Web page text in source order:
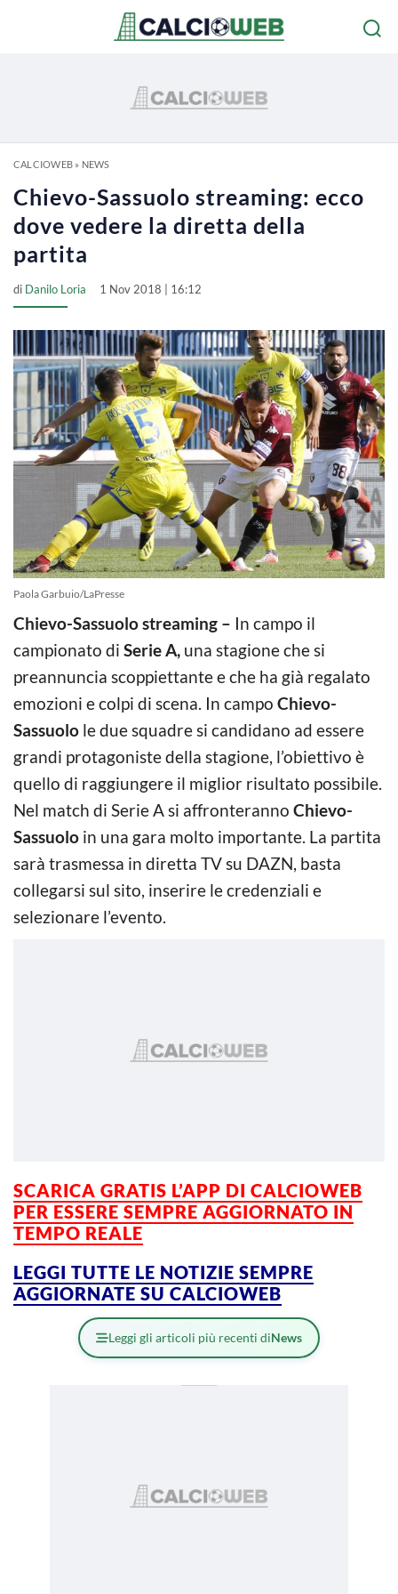
CALCIOWEB» NEWS
Chievo-Sassuolo streaming: ecco
dove vedere la diretta della
partita
di Danilo Loria 1 Nov 2018 | 16:12
Paola Garbuio/LaPresse
Chievo-Sassuolo streaming – In campo il
campionato di Serie A, una stagione che si
preannuncia scoppiettante e che ha già regalato
emozioni e colpi di scena. In campo Chievo-
Sassuolo le due squadre si candidano ad essere
grandi protagoniste della stagione, l’obiettivo è
quello di raggiungere il miglior risultato possibile.
Nel match di Serie A si affronteranno Chievo-
Sassuolo in una gara molto importante. La partita
sarà trasmessa in diretta TV su DAZN, basta
collegarsi sul sito, inserire le credenziali e
selezionare l’evento.
SCARICA GRATIS L’APP DI CALCIOWEB
PER ESSERE SEMPRE AGGIORNATO IN
TEMPO REALE
LEGGI TUTTE LE NOTIZIE SEMPRE
AGGIORNATE SU CALCIOWEB
Leggi gli articoli più recenti diNews